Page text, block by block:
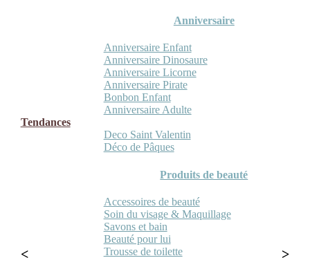
Anniversaire
Anniversaire Enfant
Anniversaire Dinosaure
Anniversaire Licorne
Anniversaire Pirate
Bonbon Enfant
Anniversaire Adulte
Tendances
Deco Saint Valentin
Déco de Pâques
Produits de beauté
Accessoires de beauté
Soin du visage & Maquillage
Savons et bain
Beauté pour lui
Trousse de toilette